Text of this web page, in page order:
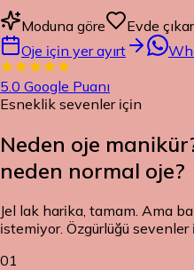
Moduna göre Evde çıkar
Oje için yer ayırt
5.0 Google Puanı
Esneklik sevenler için
Neden oje
neden normal oje?
Jel lak harika, tamam. Ama
istemiyor. Özgürlüğü
01